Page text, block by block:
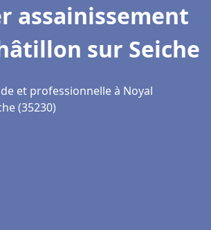
assainissement
sur Seiche
et professionnelle à Noyal
(35230)